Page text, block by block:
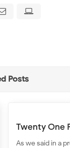
Posts
Twenty One
As we said in a